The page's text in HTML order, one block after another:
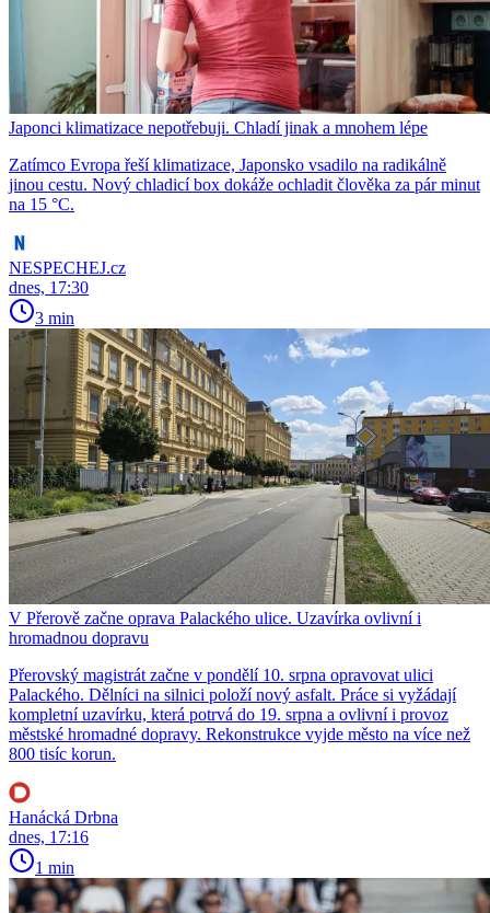
Japonci klimatizace nepotřebuji. Chladí jinak a mnohem lépe
Zatímco Evropa řeší klimatizace, Japonsko vsadilo na radikálně
jinou cestu. Nový chladicí box dokáže ochladit člověka za pár minut
na 15 °C.
NESPECHEJ.cz
dnes, 17:30
3 min
V Přerově začne oprava Palackého ulice. Uzavírka ovlivní i
hromadnou dopravu
Přerovský magistrát začne v pondělí 10. srpna opravovat ulici
Palackého. Dělníci na silnici položí nový asfalt. Práce si vyžádají
kompletní uzavírku, která potrvá do 19. srpna a ovlivní i provoz
městské hromadné dopravy. Rekonstrukce vyjde město na více než
800 tisíc korun.
Hanácká Drbna
dnes, 17:16
1 min